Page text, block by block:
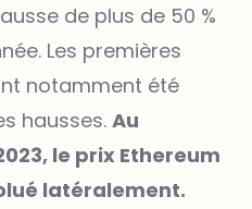
de plus de 50 %
Les premières
notamment été
hausses. Au
le prix Ethereum
latéralement.